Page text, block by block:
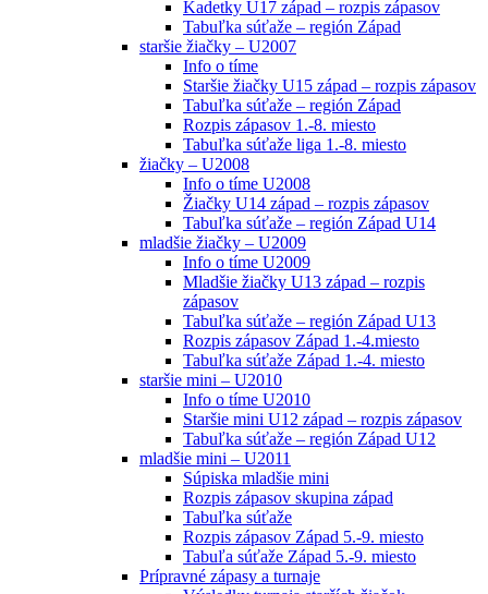
Kadetky U17 západ – rozpis zápasov
Tabuľka súťaže – región Západ
staršie žiačky – U2007
Info o tíme
Staršie žiačky U15 západ – rozpis zápasov
Tabuľka súťaže – región Západ
Rozpis zápasov 1.-8. miesto
Tabuľka súťaže liga 1.-8. miesto
žiačky – U2008
Info o tíme U2008
Žiačky U14 západ – rozpis zápasov
Tabuľka súťaže – región Západ U14
mladšie žiačky – U2009
Info o tíme U2009
Mladšie žiačky U13 západ – rozpis
zápasov
Tabuľka súťaže – región Západ U13
Rozpis zápasov Západ 1.-4.miesto
Tabuľka súťaže Západ 1.-4. miesto
staršie mini – U2010
Info o tíme U2010
Staršie mini U12 západ – rozpis zápasov
Tabuľka súťaže – región Západ U12
mladšie mini – U2011
Súpiska mladšie mini
Rozpis zápasov skupina západ
Tabuľka súťaže
Rozpis zápasov Západ 5.-9. miesto
Tabuľa súťaže Západ 5.-9. miesto
Prípravné zápasy a turnaje